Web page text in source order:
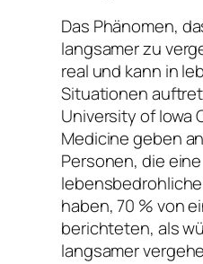
Das Phänomen,
langsamer zu
real und kann in
Situationen
University of Iowa
Medicine geben
Personen, die eine
haben, 70 % von
berichteten, als
langsamer